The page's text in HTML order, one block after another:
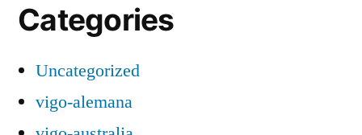
Categories
Uncategorized
vigo-alemana